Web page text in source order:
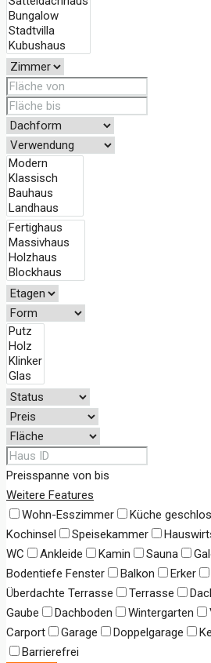
Preisspanne von bis
Weitere Features
Wohn-Esszimmer
Küche
Kochinsel
Speisekammer
WC
Ankleide Kamin Sauna
Bodentiefe Fenster
Balkon Erker
Überdachte Terrasse
Terrasse
Gaube
Dachboden Wintergarten
Carport
Garage Doppelgarage
Barrierefrei